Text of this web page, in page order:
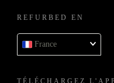
REFURBED EN
France
TÉLÉCHARGEZ